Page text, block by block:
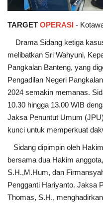
TARGET OPERASI -
Drama Sidang ketiga
melibatkan Sri Wahyuni,
Pangkalan Banteng, yang
Pengadilan Negeri
2024 semakin memanas.
10.30 hingga 13.00 WIB
Jaksa Penuntut Umum
kunci untuk memperkuat
Sidang dipimpin oleh
bersama dua Hakim
S.H.,M.Hum, dan
Pengganti Hariyanto. Jaksa
Thomas, S.H.,